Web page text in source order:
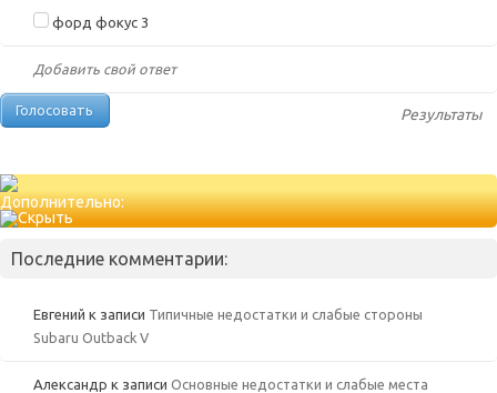
форд фокус 3
Добавить свой ответ
Результаты
Дополнительно:
Последние комментарии:
Евгений к записи Типичные недостатки и слабые стороны
Subaru Outback V
Александр к записи Основные недостатки и слабые места